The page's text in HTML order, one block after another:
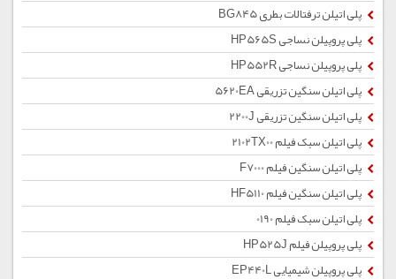
پلی اتیلن ترفتالات بطری BG845
پلی پروپیلن نساجی HP565S
پلی پروپیلن نساجی HP552R
پلی اتیلن سنگین تزریقی 5620EA
پلی اتیلن سنگین تزریقی 2200J
پلی اتیلن سبک فیلم 2102TX00
پلی اتیلن سنگین فیلم F7000
پلی اتیلن سنگین فیلم HF5110
پلی اتیلن سبک فیلم 0190
پلی پروپیلن فیلم HP525J
پلی پروپیلن شیمیایی EP440L